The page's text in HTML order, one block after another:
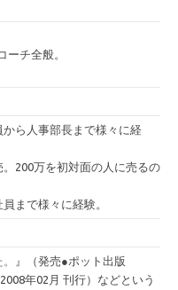
チ全般。
ら人事部長まで様々に経
200万を初対面の人に売るの
まで様々に経験。
』（発売●ポット出版
年02月 刊行）などという